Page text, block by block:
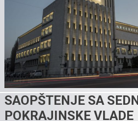
SAOPŠTENJE SA
POKRAJINSKE VLADE